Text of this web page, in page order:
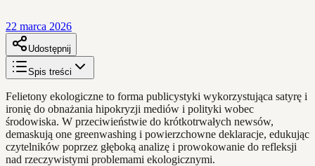
22 marca 2026
Udostępnij
Spis treści
Felietony ekologiczne to forma publicystyki wykorzystująca satyrę i
ironię do obnażania hipokryzji mediów i polityki wobec
środowiska. W przeciwieństwie do krótkotrwałych newsów,
demaskują one greenwashing i powierzchowne deklaracje, edukując
czytelników poprzez głęboką analizę i prowokowanie do refleksji
nad rzeczywistymi problemami ekologicznymi.